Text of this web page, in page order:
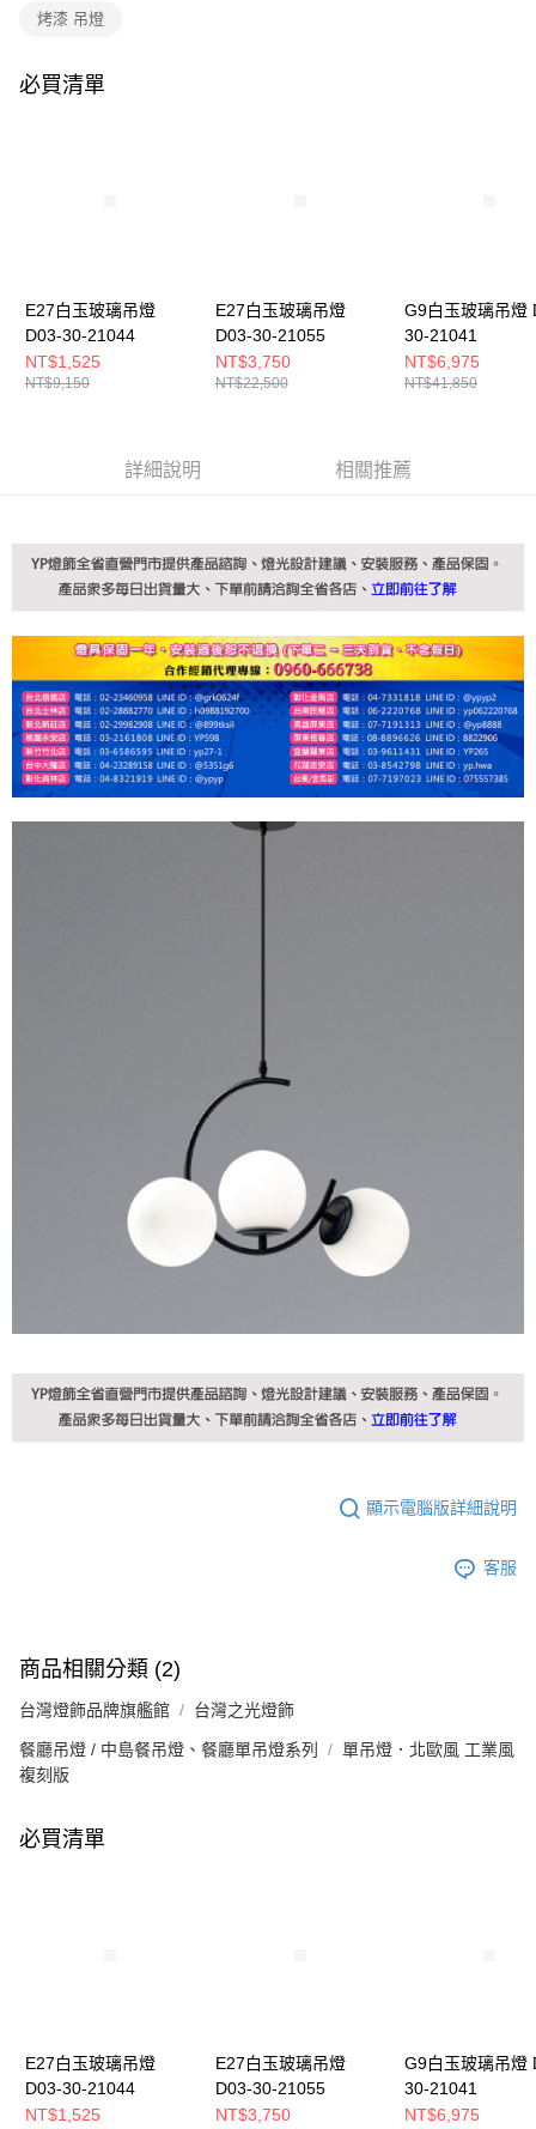
後付繳納相關費用。
※ 交易是否成功請以「AFTEE先享後付 」之結帳頁面顯示為準，若有關於
客戶支援中心」
４．使用「AFTEE先享後付」時，將依據個別帳號之用戶狀況，依本公司即
時審查核予不同之上限額度；若仍有額度不足之情形，本公司將視審查結果
請求用戶進行身份認證。
５．嚴禁一人註冊多個帳號或使用他人資訊註冊。若發現惡意使用之情形，
烤漆 吊燈
必買清單
E27白玉玻璃吊燈
D03-30-21044
NT$1,525
NT$9,150
E27白玉玻璃吊燈
D03-30-21055
NT$3,750
NT$22,500
G9白玉玻璃吊燈
30-21041
NT$6,975
NT$41,850
詳細說明 相關推薦
顯示電腦版詳細說明
客服
商品相關分類 (2)
台灣燈飾品牌旗艦館 台灣之光燈飾
餐廳吊燈 / 中島餐吊燈、餐廳單吊燈系列
單吊燈．北歐風 工業風
複刻版
必買清單
E27白玉玻璃吊燈
D03-30-21044
NT$1,525
E27白玉玻璃吊燈
D03-30-21055
NT$3,750
G9白玉玻璃吊燈
30-21041
NT$6,975